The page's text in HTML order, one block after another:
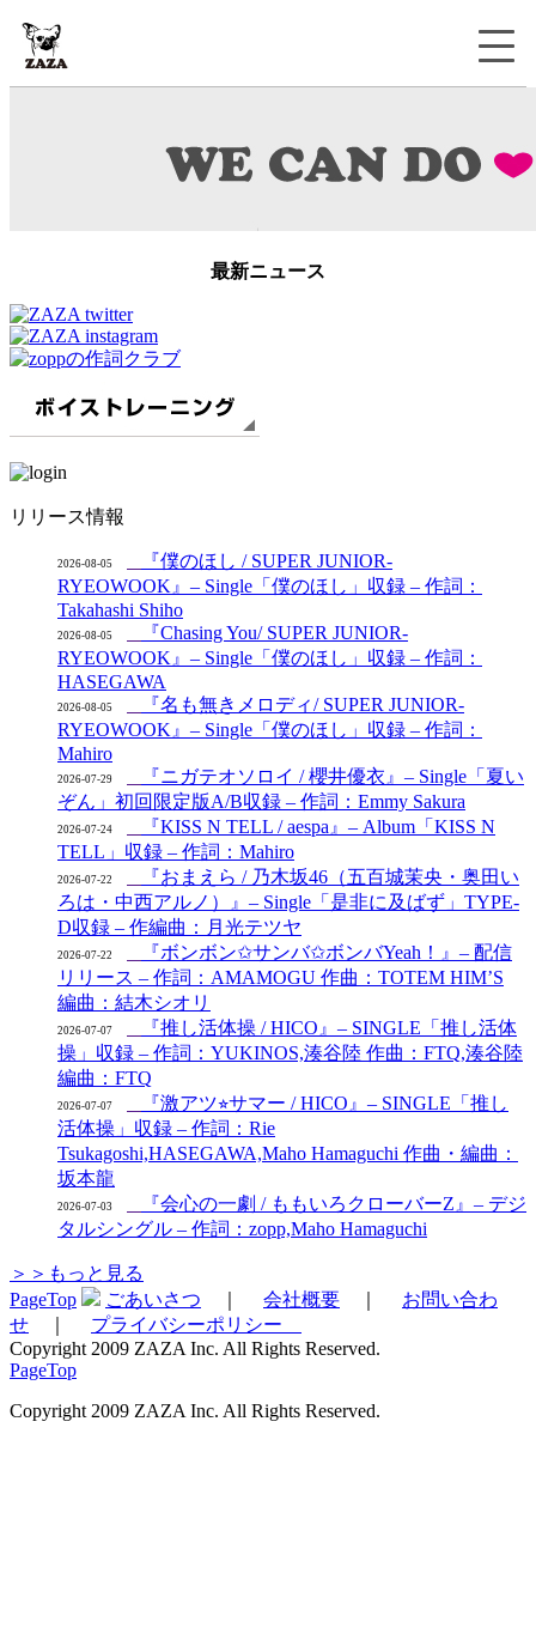
最新ニュース
リリース情報
2026-08-05
『僕のほし / SUPER JUNIOR-
RYEOWOOK』– Single「僕のほし」収録 – 作詞：
Takahashi Shiho
2026-08-05
『Chasing You/ SUPER JUNIOR-
RYEOWOOK』– Single「僕のほし」収録 – 作詞：
HASEGAWA
2026-08-05
『名も無きメロディ/ SUPER JUNIOR-
RYEOWOOK』– Single「僕のほし」収録 – 作詞：
Mahiro
2026-07-29
『ニガテオソロイ / 櫻井優衣』– Single「夏い
ぞん」初回限定版A/B収録 – 作詞：Emmy Sakura
2026-07-24
『KISS N TELL / aespa』– Album「KISS N
TELL」収録 – 作詞：Mahiro
2026-07-22
『おまえら / 乃木坂46（五百城茉央・奥田い
ろは・中西アルノ）』– Single「是非に及ばず」TYPE-
D収録 – 作編曲：月光テツヤ
2026-07-22
『ボンボン✩サンバ✩ボンバYeah！』– 配信
リリース – 作詞：AMAMOGU 作曲：TOTEM HIM’S
編曲：結木シオリ
2026-07-07
『推し活体操 / HICO』– SINGLE「推し活体
操」収録 – 作詞：YUKINOS,湊谷陸 作曲：FTQ,湊谷陸
編曲：FTQ
2026-07-07
『激アツ⭐︎サマー / HICO』– SINGLE「推し
活体操」収録 – 作詞：Rie
Tsukagoshi,HASEGAWA,Maho Hamaguchi 作曲・編曲：
坂本龍
2026-07-03
『会心の一劇 / ももいろクローバーZ』– デジ
タルシングル – 作詞：zopp,Maho Hamaguchi
＞＞もっと見る
PageTop
ごあいさつ 会社概要
お問い合わ
せ
プライバシーポリシー
Copyright 2009 ZAZA Inc. All Rights Reserved.
PageTop
Copyright 2009 ZAZA Inc. All Rights Reserved.